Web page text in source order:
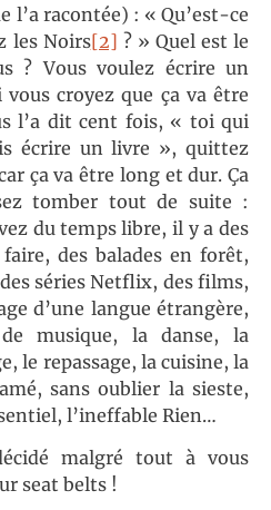
l’a racontée) : « Qu’est-ce
les Noirs[2] ? » Quel est le
? Vous voulez écrire un
croyez que ça va être
l’a dit cent fois, « toi qui
écrire un livre », quittez
ça va être long et dur. Ça
tomber tout de suite :
du temps libre, il y a des
des balades en forêt,
séries Netflix, des films,
d’une langue étrangère,
musique, la danse, la
le repassage, la cuisine, la
sans oublier la sieste,
l’ineffable Rien…
malgré tout à vous
seat belts !